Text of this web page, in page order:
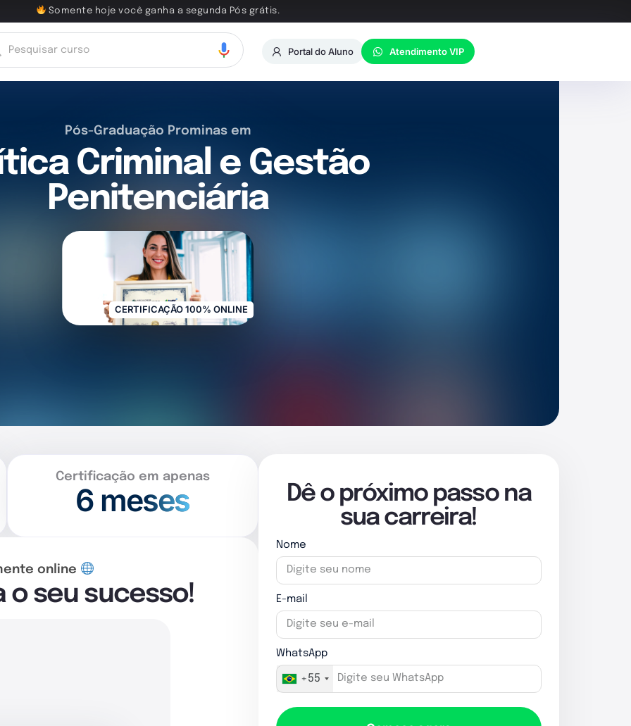
Somente hoje você ganha a segunda Pós grátis.
Portal do Aluno Atendimento VIP
Pós-Graduação Prominas em
Criminal e Gestão
Penitenciária
CERTIFICAÇÃO 100% ONLINE
Certificação em apenas
6 meses
online
seu sucesso!
Dê o próximo passo na
sua carreira!
Nome
E-mail
WhatsApp
+55